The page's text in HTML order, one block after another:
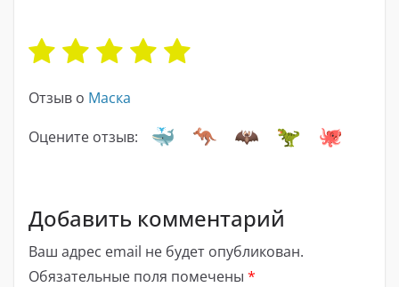
Отзыв о Маска
Оцените отзыв:
Добавить комментарий
Ваш адрес email не будет опубликован.
Обязательные поля помечены *